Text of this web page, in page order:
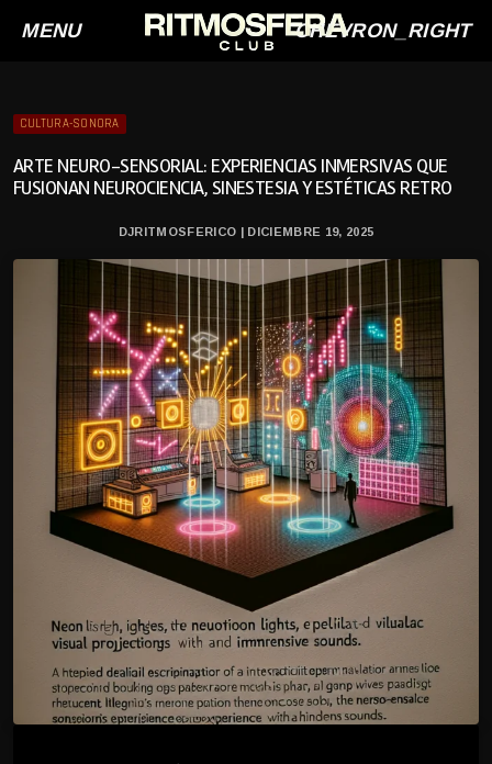
MENU CHEVRON_RIGHT
CULTURA-SONORA
ARTE NEURO-SENSORIAL: EXPERIENCIAS INMERSIVAS QUE
FUSIONAN NEUROCIENCIA, SINESTESIA Y ESTÉTICAS RETRO
DJRITMOSFERICO | DICIEMBRE 19, 2025